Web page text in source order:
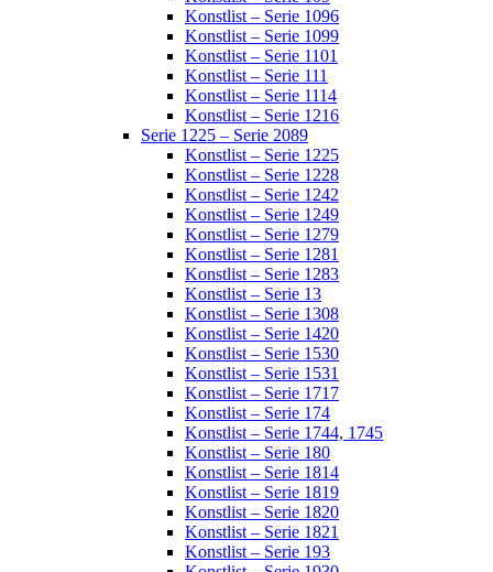
Konstlist – Serie 1096
Konstlist – Serie 1099
Konstlist – Serie 1101
Konstlist – Serie 111
Konstlist – Serie 1114
Konstlist – Serie 1216
Serie 1225 – Serie 2089
Konstlist – Serie 1225
Konstlist – Serie 1228
Konstlist – Serie 1242
Konstlist – Serie 1249
Konstlist – Serie 1279
Konstlist – Serie 1281
Konstlist – Serie 1283
Konstlist – Serie 13
Konstlist – Serie 1308
Konstlist – Serie 1420
Konstlist – Serie 1530
Konstlist – Serie 1531
Konstlist – Serie 1717
Konstlist – Serie 174
Konstlist – Serie 1744, 1745
Konstlist – Serie 180
Konstlist – Serie 1814
Konstlist – Serie 1819
Konstlist – Serie 1820
Konstlist – Serie 1821
Konstlist – Serie 193